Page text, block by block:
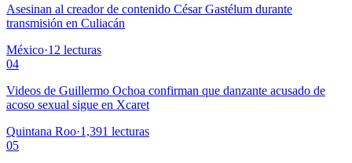
Asesinan al creador de contenido César Gastélum durante
transmisión en Culiacán
México·12 lecturas
04
Videos de Guillermo Ochoa confirman que danzante acusado de
acoso sexual sigue en Xcaret
Quintana Roo·1,391 lecturas
05